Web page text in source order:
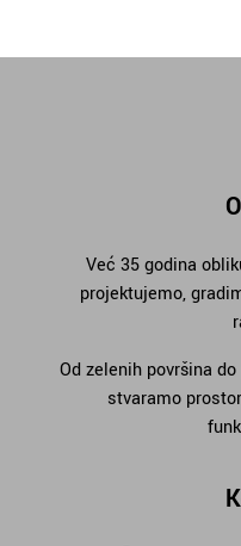
Već 35 godina
projektujemo,
Od zelenih površina
stvaramo